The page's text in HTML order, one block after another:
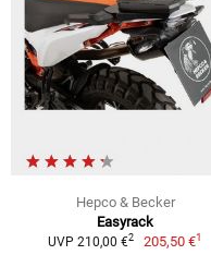
Hepco & Becker
Easyrack
UVP 210,00 €2 205,50 €1